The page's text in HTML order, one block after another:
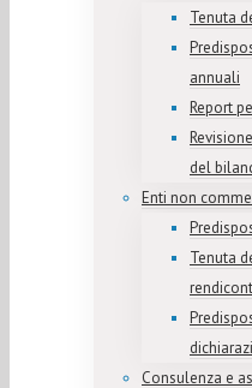
Tenuta
annuali
Report
del
Enti non
Tenuta
Consulenza e